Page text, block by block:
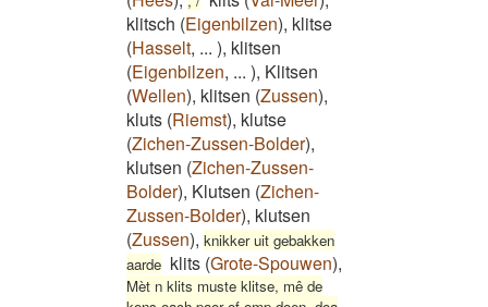
klitsch (Eigenbilzen), klitse
(Hasselt, ... ), klitsen
(Eigenbilzen, ... ), Klitsen
(Wellen), klitsen (Zussen),
kluts (Riemst), klutse
(Zichen-Zussen-Bolder),
klutsen (Zichen-Zussen-
Bolder), Klutsen (Zichen-
Zussen-Bolder), klutsen
(Zussen), knikker uit gebakken
aarde klits (Grote-Spouwen),
Mèt n klits muste klitse, mê de